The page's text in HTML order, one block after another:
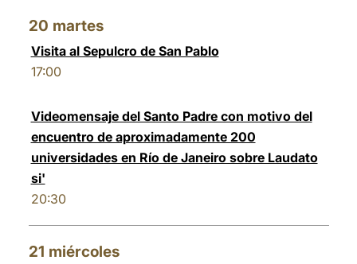
20 martes
Visita al Sepulcro de San Pablo
17:00
Videomensaje del Santo Padre con motivo del
encuentro de aproximadamente 200
universidades en Río de Janeiro sobre Laudato
si'
20:30
21 miércoles